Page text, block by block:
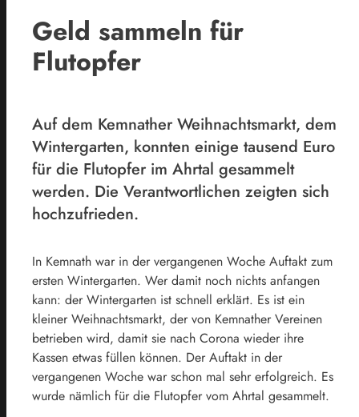
Geld sammeln für
Flutopfer
Auf dem Kemnather Weihnachtsmarkt, dem
Wintergarten, konnten einige tausend Euro
für die Flutopfer im Ahrtal gesammelt
werden. Die Verantwortlichen zeigten sich
hochzufrieden.
In Kemnath war in der vergangenen Woche Auftakt zum
ersten Wintergarten. Wer damit noch nichts anfangen
kann: der Wintergarten ist schnell erklärt. Es ist ein
kleiner Weihnachtsmarkt, der von Kemnather Vereinen
betrieben wird, damit sie nach Corona wieder ihre
Kassen etwas füllen können. Der Auftakt in der
vergangenen Woche war schon mal sehr erfolgreich. Es
wurde nämlich für die Flutopfer vom Ahrtal gesammelt.